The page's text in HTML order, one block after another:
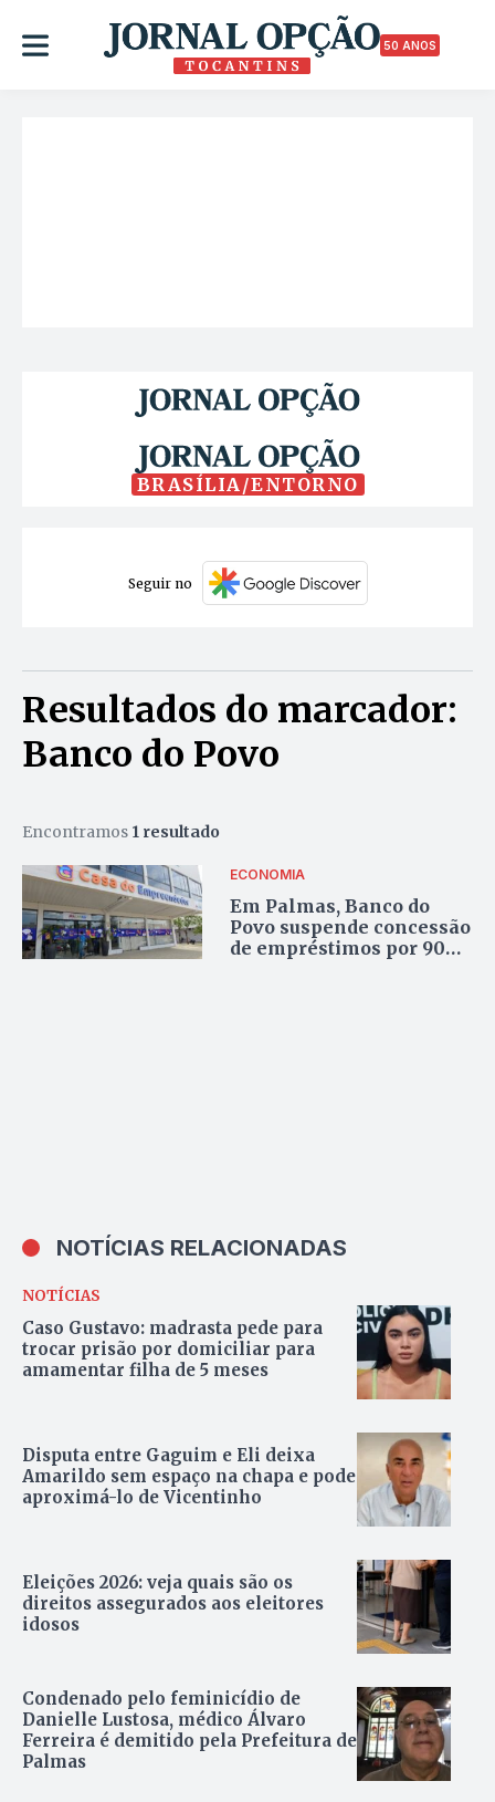
50 ANOS
BRASÍLIA/ENTORNO
Seguir no
Resultados do marcador:
Banco do Povo
Encontramos 1 resultado
ECONOMIA
Em Palmas, Banco do
Povo suspende concessão
de empréstimos por 90
NOTÍCIAS RELACIONADAS
NOTÍCIAS
Caso Gustavo: madrasta pede para
trocar prisão por domiciliar para
amamentar filha de 5 meses
Disputa entre Gaguim e Eli deixa
Amarildo sem espaço na chapa e pode
aproximá-lo de Vicentinho
Eleições 2026: veja quais são os
direitos assegurados aos eleitores
idosos
Condenado pelo feminicídio de
Danielle Lustosa, médico Álvaro
Ferreira é demitido pela Prefeitura de
Palmas